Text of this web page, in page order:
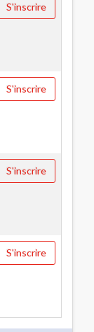
S'inscrire
S'inscrire
S'inscrire
S'inscrire